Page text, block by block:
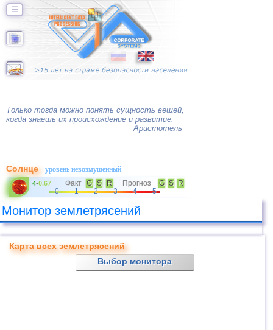
☰
Только тогда можно понять сущность вещей,
когда знаешь их происхождение и развитие.
Аристотель
Солнце- уровень невозмущенный
4-0.67 Факт G S R Прогноз G S
R
0
1 2 3 4 5
Монитор землетрясений
Карта всех землетрясений
Выбор монитора